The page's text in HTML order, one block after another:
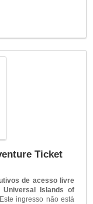
Ticket
de acesso livre
Universal Islands of
Este ingresso não está